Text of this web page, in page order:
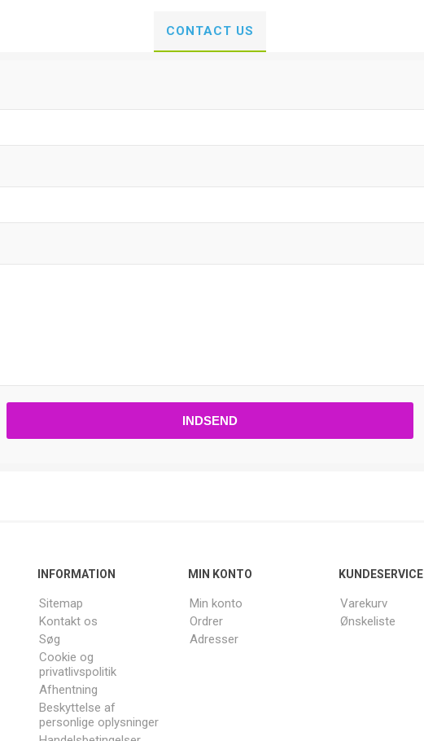
CONTACT US
INFORMATION
Sitemap
Kontakt os
Søg
Cookie og
privatlivspolitik
Afhentning
Beskyttelse af
personlige oplysninger
MIN KONTO
Min konto
Ordrer
Adresser
KUNDESERVICE
Varekurv
Ønskeliste